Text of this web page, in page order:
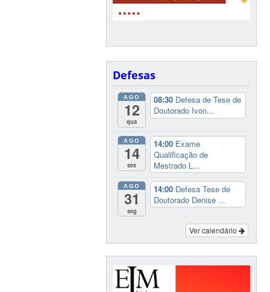
Defesas
AGO
12
qua
08:30 Defesa de Tese de
Doutorado Ivon...
AGO
14
sex
14:00 Exame
Qualificação de
Mestrado L...
AGO
31
seg
14:00 Defesa Tese de
Doutorado Denise ...
Ver calendário